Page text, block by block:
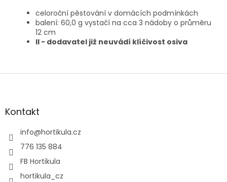
celoroční pěstování v domácích podmínkách
balení: 60,0 g vystačí na cca 3 nádoby o průměru
12 cm
II - dodavatel již neuvádí klíčivost osiva
Z
aKontakt
info@hortikula.cz
776 135 884
FB Hortikula
hortikula_cz